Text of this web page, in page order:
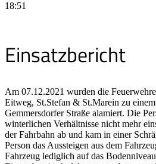
18:51
Einsatzbericht
Am 07.12.2021 wurden die
Eitweg, St.Stefan & St.Marein zu
Gemmersdorfer Straße alamiert. Die
winterlichen Verhältnisse nicht mehr
der Fahrbahn ab und kam in einer
Person das Aussteigen aus dem
Fahrzeug lediglich auf das